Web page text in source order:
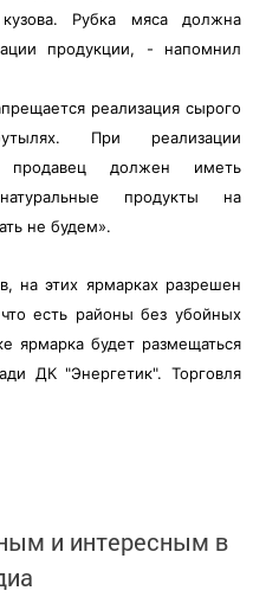
Рубка мяса должна
продукции, - напомнил
реализация сырого
При реализации
продавец должен иметь
продукты на
не будем».
на этих ярмарках разрешен
есть районы без убойных
ярмарка будет размещаться
ДК "Энергетик". Торговля
и интересным в